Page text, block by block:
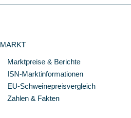
MARKT
Marktpreise & Berichte
ISN-Marktinformationen
EU-Schweinepreisvergleich
Zahlen & Fakten